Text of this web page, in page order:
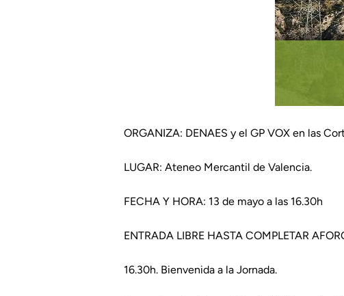
ORGANIZA: DENAES y el GP VOX en las
LUGAR: Ateneo Mercantil de Valencia.
FECHA Y HORA: 13 de mayo a las 16.30h
ENTRADA LIBRE HASTA COMPLETAR
16.30h. Bienvenida a la Jornada.